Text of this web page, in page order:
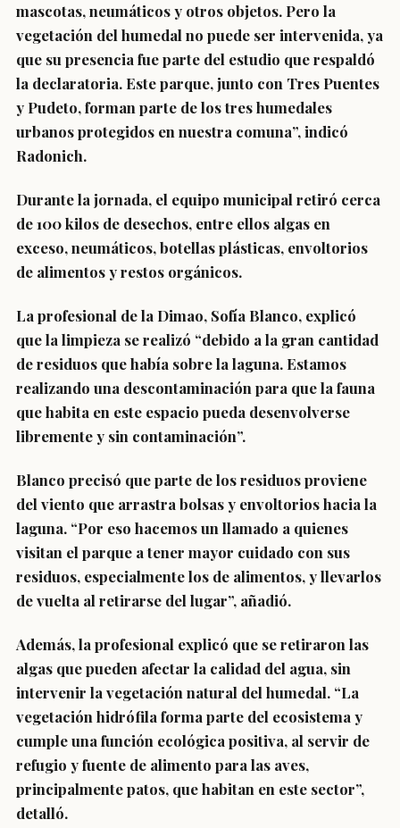
mascotas, neumáticos y otros objetos. Pero la
vegetación del humedal no puede ser intervenida, ya
que su presencia fue parte del estudio que respaldó
la declaratoria. Este parque, junto con Tres Puentes
y Pudeto, forman parte de los tres humedales
urbanos protegidos en nuestra comuna”, indicó
Radonich.
Durante la jornada, el equipo municipal retiró cerca
de 100 kilos de desechos, entre ellos algas en
exceso, neumáticos, botellas plásticas, envoltorios
de alimentos y restos orgánicos.
La profesional de la Dimao, Sofía Blanco, explicó
que la limpieza se realizó “debido a la gran cantidad
de residuos que había sobre la laguna. Estamos
realizando una descontaminación para que la fauna
que habita en este espacio pueda desenvolverse
libremente y sin contaminación”.
Blanco precisó que parte de los residuos proviene
del viento que arrastra bolsas y envoltorios hacia la
laguna. “Por eso hacemos un llamado a quienes
visitan el parque a tener mayor cuidado con sus
residuos, especialmente los de alimentos, y llevarlos
de vuelta al retirarse del lugar”, añadió.
Además, la profesional explicó que se retiraron las
algas que pueden afectar la calidad del agua, sin
intervenir la vegetación natural del humedal. “La
vegetación hidrófila forma parte del ecosistema y
cumple una función ecológica positiva, al servir de
refugio y fuente de alimento para las aves,
principalmente patos, que habitan en este sector”,
detalló.